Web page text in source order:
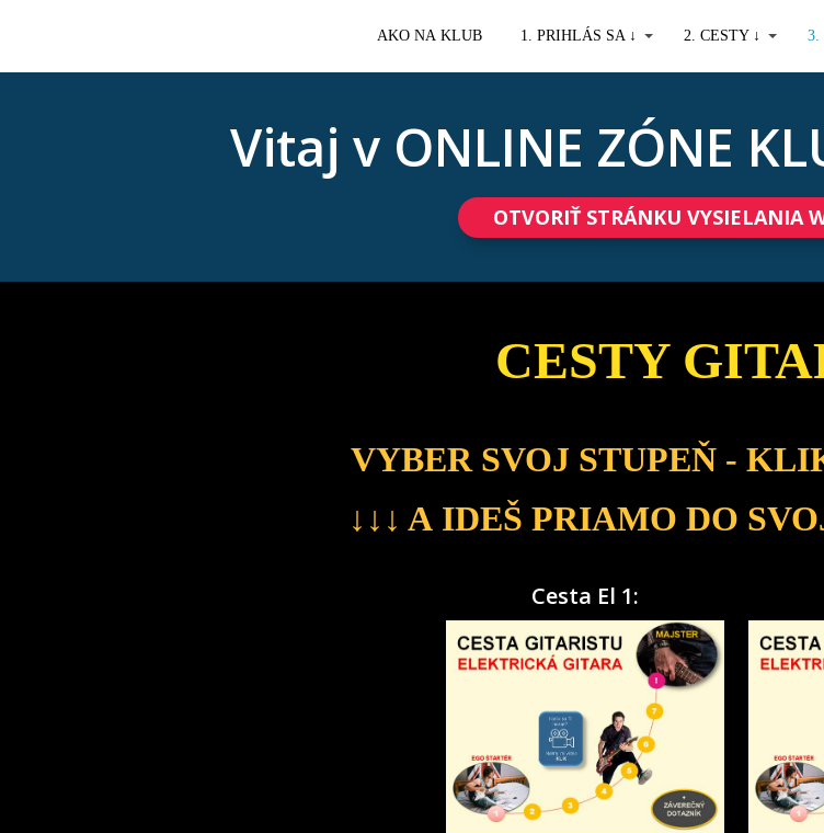
AKO NA KLUB 1. PRIHLÁS SA ↓ 2. CESTY ↓ 3.
Vitaj v ONLINE ZÓNE
OTVORIŤ STRÁNKU VYSIELANIA
CESTY
VYBER SVOJ STUPEŇ -
↓↓↓ A IDEŠ PRIAMO DO
Cesta El 1: